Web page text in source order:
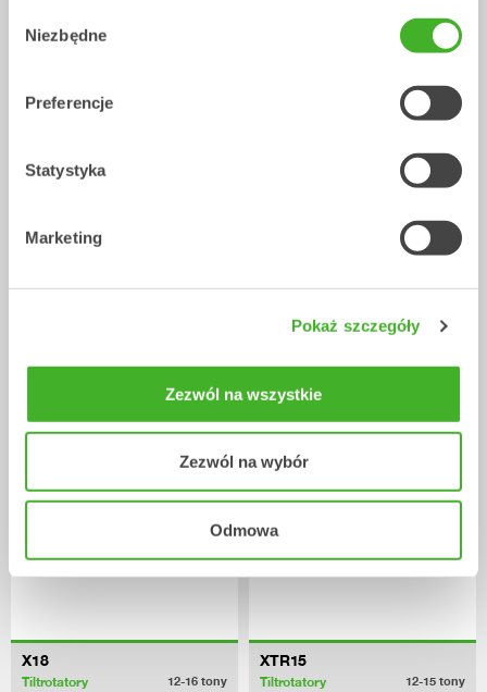
zgody
Niezbędne
Preferencje
Statystyka
Marketing
Pokaż szczegóły
Zezwól na wszystkie
Zezwól na wybór
Odmowa
7-12tony
X14 XTR13
Tiltrotatory
X18
Tiltrotatory 12-16 tony
XTR15
Tiltrotatory 12-15 tony